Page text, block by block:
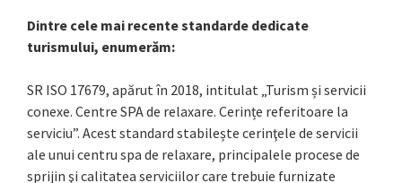
Dintre cele mai recente standarde dedicate
turismului, enumerăm:
SR ISO 17679, apărut în 2018, intitulat „Turism și servicii
conexe. Centre SPA de relaxare. Cerințe referitoare la
serviciu”. Acest standard stabilește cerinţele de servicii
ale unui centru spa de relaxare, principalele procese de
sprijin şi calitatea serviciilor care trebuie furnizate